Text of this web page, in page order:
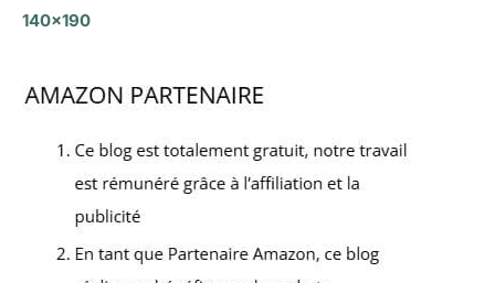
140×190